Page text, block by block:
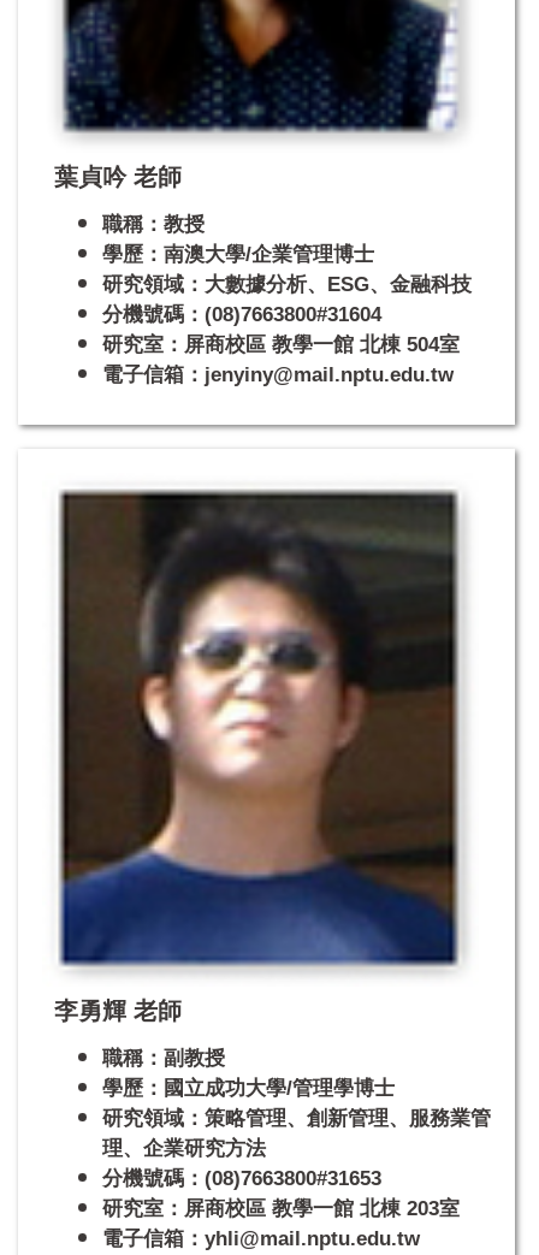
葉貞吟 老師
職稱：教授
學歷：南澳大學/企業管理博士
研究領域：大數據分析、ESG、金融科技
分機號碼：(08)7663800#31604
研究室：屏商校區 教學一館 北棟 504室
電子信箱：jenyiny@mail.nptu.edu.tw
李勇輝 老師
職稱：副教授
學歷：國立成功大學/管理學博士
研究領域：策略管理、創新管理、服務業管
理、企業研究方法
分機號碼：(08)7663800#31653
研究室：屏商校區 教學一館 北棟 203室
電子信箱：yhli@mail.nptu.edu.tw